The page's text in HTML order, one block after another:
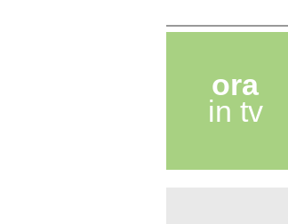
ora
in tv